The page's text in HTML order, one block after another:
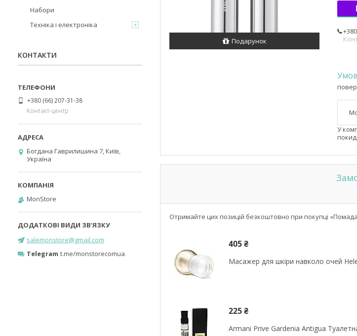
Подарунок
У
Отримайте цих позицій безкоштовно при покупці
405 ₴
Масажер для шкіри навколо очей
225 ₴
Armani Prive Gardenia Antigua
Набори
Техніка і електроніка
КОНТАКТИ
+380 (66) 207-31-38
Контакт-центр
Богдана Гаврилишина 7, Київ,
Україна
MonStore
salemonstore@gmail.com
Telegram t.me/monstorecomua